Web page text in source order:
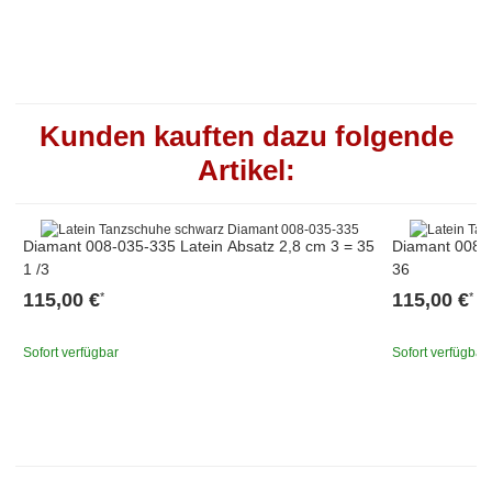
Kunden kauften dazu folgende
Artikel:
Diamant 008-035-335 Latein Absatz 2,8 cm 3 = 35
1 /3
115,00 €*
Sofort verfügbar
Diamant 008-
36
115,00 €*
Sofort verfügbar